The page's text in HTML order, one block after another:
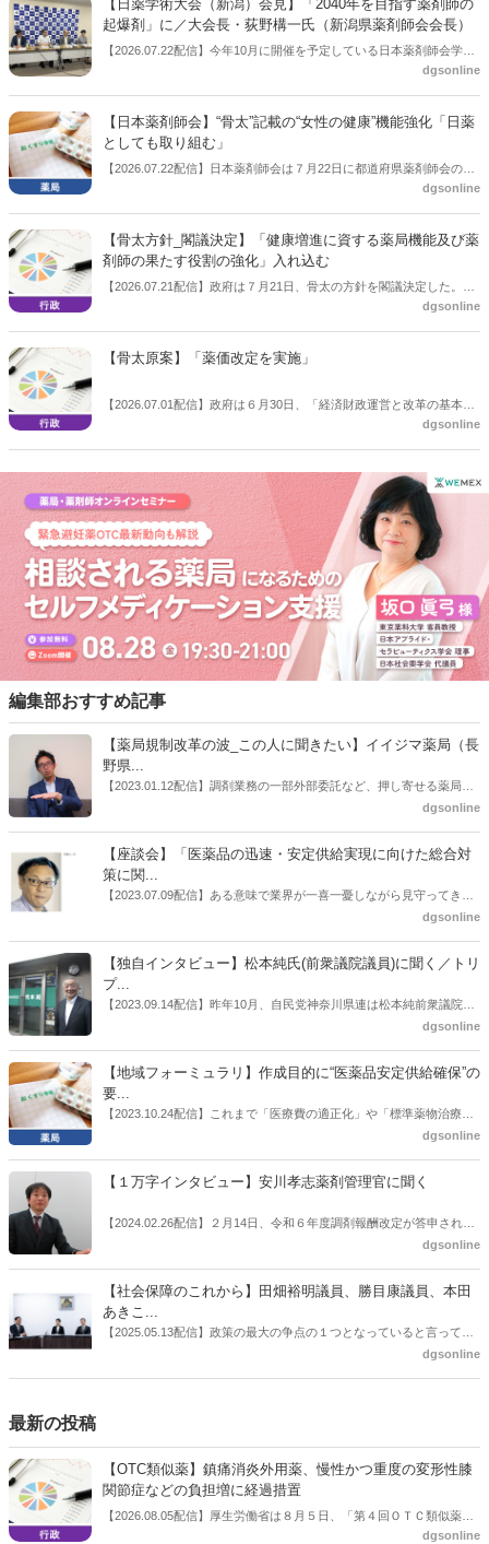
【日薬学術大会（新潟）会見】「2040年を目指す薬剤師の
起爆剤」に／大会長・荻野構一氏（新潟県薬剤師会会長）
【2026.07.22配信】今年10月に開催を予定している日本薬剤師会学術
dgsonline
【日本薬剤師会】“骨太”記載の“女性の健康”機能強化「日薬
としても取り組む」
【2026.07.22配信】日本薬剤師会は７月22日に都道府県薬剤師会の会
長協議会を開催した。この中で先ごろ閣議決定した「骨太方針」の内
日薬としても取り組んでいくとの考えを示した。
dgsonline
【骨太方針_閣議決定】「健康増進に資する薬局機能及び薬
剤師の果たす役割の強化」入れ込む
【2026.07.21配信】政府は７月21日、骨太の方針を閣議決定した。薬
局、薬剤師に関しては、「地域住民の健康増進に資する薬局機能及び
dgsonline
【骨太原案】「薬価改定を実施」
【2026.07.01配信】政府は６月30日、「経済財政運営と改革の基本方
針、いわゆる“骨太方針”の原案をとりまとめ、公表した。診療報酬改
dgsonline
編集部おすすめ記事
【薬局規制改革の波_この人に聞きたい】イイジマ薬局（長
野県...
【2023.01.12配信】調剤業務の一部外部委託など、押し寄せる薬局業
界への規制改革の波。この規制改革の波を薬局業界はどう受け止めた
はないだろうか。本紙ではこうした問題について、厚労省「薬局薬剤
師の業務及び薬局の機能に関するワーキンググループ」に参考人とし
ても出席していたイイジマ薬局（長野県上田市）開設者である飯島裕
dgsonline
【座談会】「医薬品の迅速・安定供給実現に向けた総合対
策に関...
【2023.07.09配信】ある意味で業界が一喜一憂しながら見守ってきた
厚労省「医薬品の迅速・安定供給実現に向けた総合対策に関する有識
書がとりまとめられた。ドラビズon-lineでは検討会を総括する目的で
厚労省医政局医薬産業振興・医療情報企画課長（医薬産業振興・医療
情報企画課セルフケア・セルフメディケーション推進室長併任）安藤
公一氏や青山学院大学名誉教授の三村優美子氏、 日本保険薬局協会医
dgsonline
【独自インタビュー】松本純氏(前衆議院議員)に聞く／トリ
プ...
【2023.09.14配信】昨年10月、自民党神奈川県連は松本純前衆議院議
員を「自民党神奈川1区」（横浜市中区・磯子区・金沢区）の支部長
候補の前提となるもの。薬剤師に関わる政策に広く・深く関わってき
た同氏の復活に向けた薬剤師業界の期待には熱いものがある。不透明
感の払拭できない医療・介護・障害者サービスのトリプル改定等へ
の、薬剤師業界の強い危機感の裏返しといってもいいだろう。本稿で
dgsonline
【地域フォーミュラリ】作成目的に“医薬品安定供給確保”の
要...
【2023.10.24配信】これまで「医療費の適正化」や「標準薬物治療の
推進」などが目的とされることが多かった地域フォーミュラリの作
た。医薬品の安定供給確保だ。10月22日に開かれた「日本フォーミュ
飯田市）は、会員薬局から安定供給確保への強い要望があったことを
受け、安定供給確保が見込めるPPI３成分について銘柄を含めて選定
dgsonline
【１万字インタビュー】安川孝志薬剤管理官に聞く
【2024.02.26配信】２月14日、令和６年度調剤報酬改定が答申され
た。本紙では、厚生労働省保険局医療課・薬剤管理官の安川孝志氏
dgsonline
【社会保障のこれから】田畑裕明議員、勝目康議員、本田
あきこ...
【2025.05.13配信】政策の最大の争点の１つとなっていると言っても
よいのが社会保障のこれからのあり方だ。特に与党では、政府関係者
dgsonline
最新の投稿
【OTC類似薬】鎮痛消炎外用薬、慢性かつ重度の変形性膝
関節症などの負担増に経過措置
【2026.08.05配信】厚生労働省は８月５日、「第４回ＯＴＣ類似薬の
保険給付の見直しの実施に向けた技術的検討会」を開催。「中間とり
dgsonline